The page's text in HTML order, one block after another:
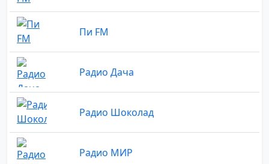
Пи FM
Радио Дача
Радио Шоколад
Радио МИР